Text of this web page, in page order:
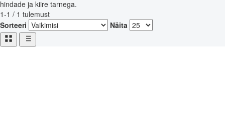
hindade ja kiire tarnega.
1-1 / 1 tulemust
Sorteeri
Näita